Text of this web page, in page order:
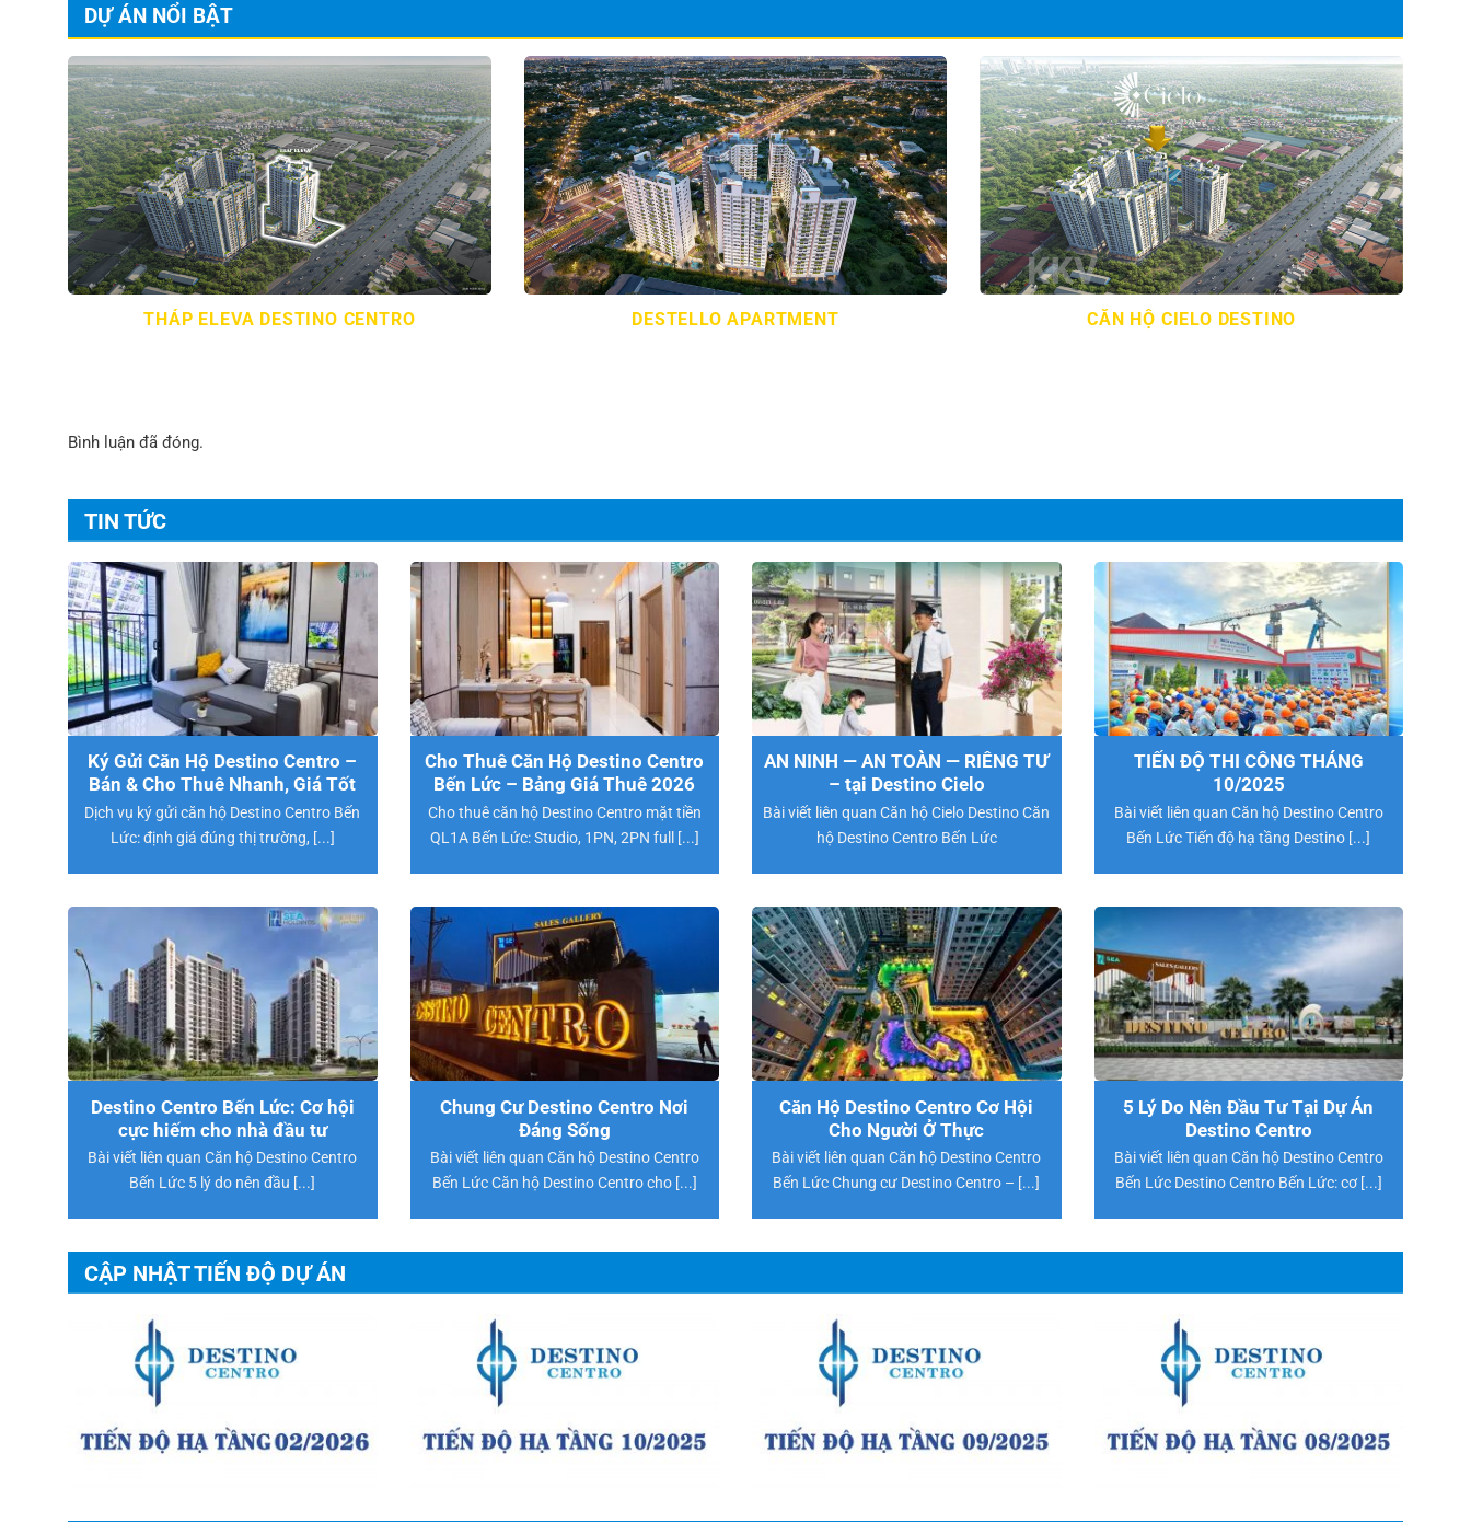
DỰ ÁN NỔI BẬT
THÁP ELEVA DESTINO CENTRO DESTELLO APARTMENT CĂN HỘ CIELO DESTINO
Bình luận đã đóng.
TIN TỨC
Ký Gửi Căn Hộ Destino Centro –
Bán & Cho Thuê Nhanh, Giá Tốt
Dịch vụ ký gửi căn hộ Destino Centro Bến
Lức: định giá đúng thị trường, [...]
Cho Thuê Căn Hộ Destino Centro
Bến Lức – Bảng Giá Thuê 2026
Cho thuê căn hộ Destino Centro mặt tiền
QL1A Bến Lức: Studio, 1PN, 2PN full [...]
AN NINH — AN TOÀN — RIÊNG TƯ
– tại Destino Cielo
Bài viết liên quan Căn hộ Cielo Destino Căn
hộ Destino Centro Bến Lức
TIẾN ĐỘ THI CÔNG THÁNG
10/2025
Bài viết liên quan Căn hộ Destino Centro
Bến Lức Tiến độ hạ tầng Destino [...]
Destino Centro Bến Lức: Cơ hội
cực hiếm cho nhà đầu tư
Bài viết liên quan Căn hộ Destino Centro
Bến Lức 5 lý do nên đầu [...]
Chung Cư Destino Centro Nơi
Đáng Sống
Bài viết liên quan Căn hộ Destino Centro
Bến Lức Căn hộ Destino Centro cho [...]
Căn Hộ Destino Centro Cơ Hội
Cho Người Ở Thực
Bài viết liên quan Căn hộ Destino Centro
Bến Lức Chung cư Destino Centro – [...]
5 Lý Do Nên Đầu Tư Tại Dự Án
Destino Centro
Bài viết liên quan Căn hộ Destino Centro
Bến Lức Destino Centro Bến Lức: cơ [...]
CẬP NHẬT TIẾN ĐỘ DỰ ÁN